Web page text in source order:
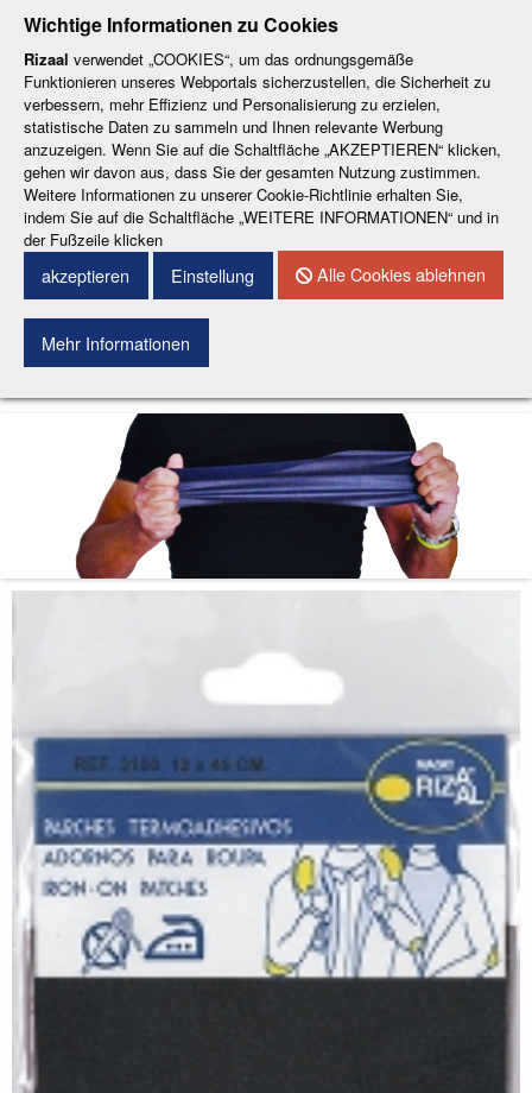
Wichtige Informationen zu Cookies
Rizaal verwendet „COOKIES“, um das ordnungsgemäße
Funktionieren unseres Webportals sicherzustellen, die Sicherheit zu
verbessern, mehr Effizienz und Personalisierung zu erzielen,
statistische Daten zu sammeln und Ihnen relevante Werbung
anzuzeigen. Wenn Sie auf die Schaltfläche „AKZEPTIEREN“ klicken,
gehen wir davon aus, dass Sie der gesamten Nutzung zustimmen.
Weitere Informationen zu unserer Cookie-Richtlinie erhalten Sie,
indem Sie auf die Schaltfläche „WEITERE INFORMATIONEN“ und in
der Fußzeile klicken
akzeptieren Einstellung Alle Cookies ablehnen
Mehr Informationen
- ESP-ENG-CAT-FRA
KONTAKT
Menu